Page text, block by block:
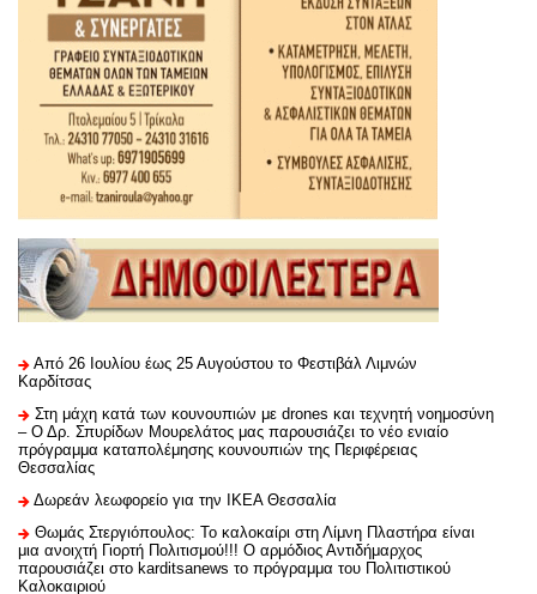
Από 26 Ιουλίου έως 25 Αυγούστου το Φεστιβάλ Λιμνών
Καρδίτσας
Στη μάχη κατά των κουνουπιών με drones και τεχνητή νοημοσύνη
– Ο Δρ. Σπυρίδων Μουρελάτος μας παρουσιάζει το νέο ενιαίο
πρόγραμμα καταπολέμησης κουνουπιών της Περιφέρειας
Θεσσαλίας
Δωρεάν λεωφορείο για την ΙΚΕΑ Θεσσαλία
Θωμάς Στεργιόπουλος: Το καλοκαίρι στη Λίμνη Πλαστήρα είναι
μια ανοιχτή Γιορτή Πολιτισμού!!! Ο αρμόδιος Αντιδήμαρχος
παρουσιάζει στο karditsanews το πρόγραμμα του Πολιτιστικού
Καλοκαιριού